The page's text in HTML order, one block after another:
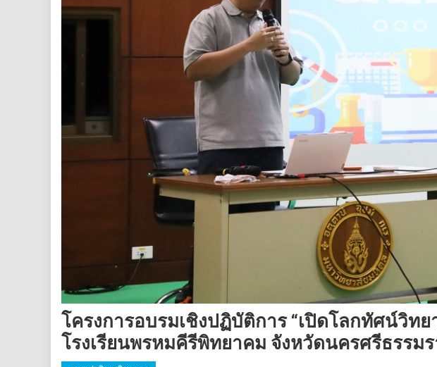
โครงการอบรมเชิงปฏิบัติการ “เปิดโลกทัศน์วิ
โรงเรียนพรหมคีรีพิทยาคม จังหวัดนครศรีธรรม